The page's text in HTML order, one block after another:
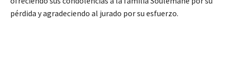
pérdida y agradeciendo al jurado por su esfuerzo.